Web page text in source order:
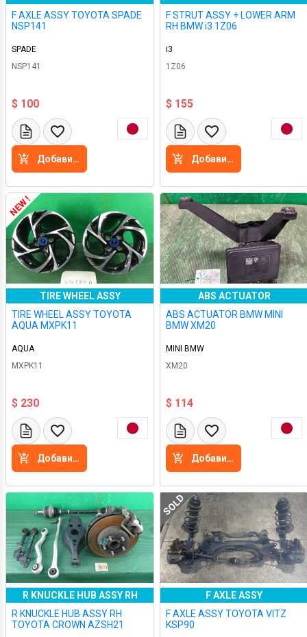
F AXLE ASSY TOYOTA SPADE
NSP141
SPADE
NSP141
$ 100
Добавить в корзину
F STRUT ASSY + LOWER ARM
RH BMW i3 1Z06
i3
1Z06
$ 155
Добавить в корзину
NEW !
TIRE WHEEL ASSY
TIRE WHEEL ASSY TOYOTA
AQUA MXPK11
AQUA
MXPK11
$ 230
Добавить в корзину
ABS ACTUATOR
ABS ACTUATOR BMW MINI
BMW XM20
MINI BMW
XM20
$ 114
Добавить в корзину
R KNUCKLE HUB ASSY RH
R KNUCKLE HUB ASSY RH
TOYOTA CROWN AZSH21
SOLD
F AXLE ASSY
F AXLE ASSY TOYOTA VITZ
KSP90